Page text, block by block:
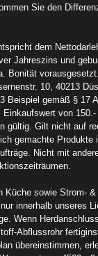
Sie den
dem
Jahreszins und
Bonität
10, 40213
Beispiel gemäß § 17
Einkaufswert von
gültig. Gilt nicht auf
gemachte Produkte
Nicht mit
Küche sowie Strom-
innerhalb unseres
Wenn
Abflussrohr
übereinstimmen,